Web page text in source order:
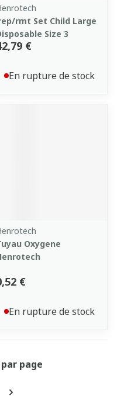
rmt Set Child Large
Size 3
€
En rupture de stock
Oxygene
€
En rupture de stock
lisez actuellement la
par page